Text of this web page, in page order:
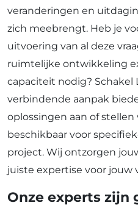
veranderingen en
zich meebrengt. Heb je
uitvoering van al deze
ruimtelijke ontwikkeling
capaciteit nodig? Schakel
verbindende aanpak
oplossingen aan of stellen
beschikbaar voor
project. Wij ontzorgen
juiste expertise voor jouw
Onze experts zijn